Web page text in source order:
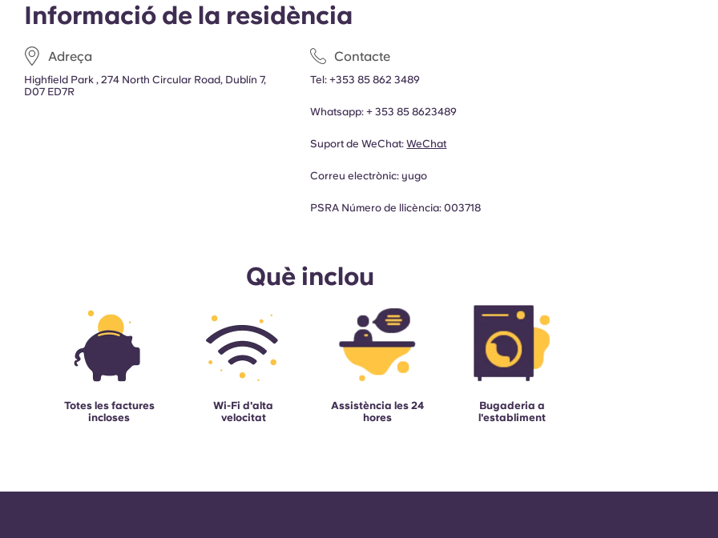
Informació de la residència
Adreça
Highfield Park , 274 North Circular Road, Dublín 7,
D07 ED7R
Contacte
Tel:+353 85 862 3489
Whatsapp: +35385 8623489
Suport de WeChat: WeChat
Correu electrònic: yugo
PSRA Número de llicència: 003718
Què inclou
Totes les factures
incloses
Wi-Fi d'alta
velocitat
Assistència les 24
hores
Bugaderia a
l'establiment